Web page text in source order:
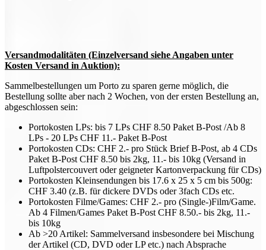
Versandmodalitäten (Einzelversand siehe Angaben unter
Kosten Versand in Auktion):
Sammelbestellungen um Porto zu sparen gerne möglich, die
Bestellung sollte aber nach 2 Wochen, von der ersten Bestellung an,
abgeschlossen sein:
Portokosten LPs: bis 7 LPs CHF 8.50 Paket B-Post /Ab 8
LPs - 20 LPs CHF 11.- Paket B-Post
Portokosten CDs: CHF 2.- pro Stück Brief B-Post, ab 4 CDs
Paket B-Post CHF 8.50 bis 2kg, 11.- bis 10kg (Versand in
Luftpolstercouvert oder geigneter Kartonverpackung für CDs)
Portokosten Kleinsendungen bis 17.6 x 25 x 5 cm bis 500g:
CHF 3.40 (z.B. für dickere DVDs oder 3fach CDs etc.
Portokosten Filme/Games: CHF 2.- pro (Single-)Film/Game.
Ab 4 Filmen/Games Paket B-Post CHF 8.50.- bis 2kg, 11.-
bis 10kg
Ab >20 Artikel: Sammelversand insbesondere bei Mischung
der Artikel (CD, DVD oder LP etc.) nach Absprache